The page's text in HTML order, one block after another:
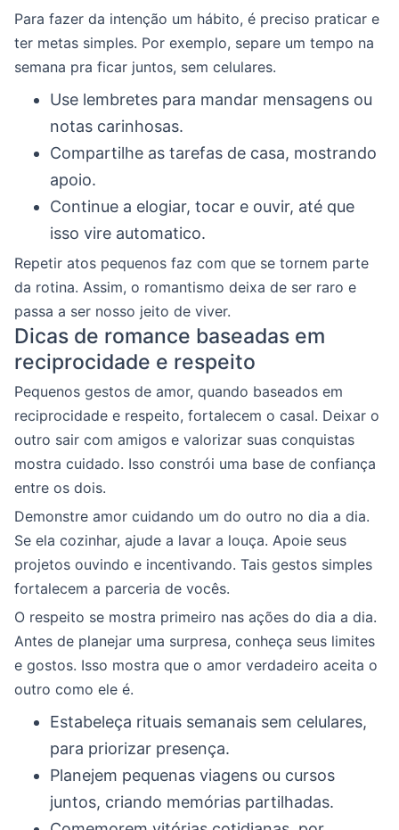
Para fazer da intenção um hábito, é preciso praticar e
ter metas simples. Por exemplo, separe um tempo na
semana pra ficar juntos, sem celulares.
Use lembretes para mandar mensagens ou
notas carinhosas.
Compartilhe as tarefas de casa, mostrando
apoio.
Continue a elogiar, tocar e ouvir, até que
isso vire automatico.
Repetir atos pequenos faz com que se tornem parte
da rotina. Assim, o romantismo deixa de ser raro e
passa a ser nosso jeito de viver.
Dicas de romance baseadas em
reciprocidade e respeito
Pequenos gestos de amor, quando baseados em
reciprocidade e respeito, fortalecem o casal. Deixar o
outro sair com amigos e valorizar suas conquistas
mostra cuidado. Isso constrói uma base de confiança
entre os dois.
Demonstre amor cuidando um do outro no dia a dia.
Se ela cozinhar, ajude a lavar a louça. Apoie seus
projetos ouvindo e incentivando. Tais gestos simples
fortalecem a parceria de vocês.
O respeito se mostra primeiro nas ações do dia a dia.
Antes de planejar uma surpresa, conheça seus limites
e gostos. Isso mostra que o amor verdadeiro aceita o
outro como ele é.
Estabeleça rituais semanais sem celulares,
para priorizar presença.
Planejem pequenas viagens ou cursos
juntos, criando memórias partilhadas.